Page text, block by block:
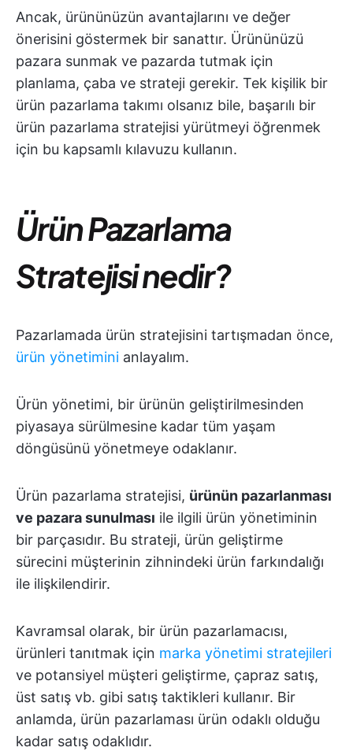
Ancak, ürününüzün avantajlarını ve değer
önerisini göstermek bir sanattır. Ürününüzü
pazara sunmak ve pazarda tutmak için
planlama, çaba ve strateji gerekir. Tek kişilik bir
ürün pazarlama takımı olsanız bile, başarılı bir
ürün pazarlama stratejisi yürütmeyi öğrenmek
için bu kapsamlı kılavuzu kullanın.
Ürün Pazarlama
Stratejisi nedir?
Pazarlamada ürün stratejisini tartışmadan önce,
ürün yönetimini anlayalım.
Ürün yönetimi, bir ürünün geliştirilmesinden
piyasaya sürülmesine kadar tüm yaşam
döngüsünü yönetmeye odaklanır.
Ürün pazarlama stratejisi, ürünün pazarlanması
ve pazara sunulması ile ilgili ürün yönetiminin
bir parçasıdır. Bu strateji, ürün geliştirme
sürecini müşterinin zihnindeki ürün farkındalığı
ile ilişkilendirir.
Kavramsal olarak, bir ürün pazarlamacısı,
ürünleri tanıtmak için marka yönetimi stratejileri
ve potansiyel müşteri geliştirme, çapraz satış,
üst satış vb. gibi satış taktikleri kullanır. Bir
anlamda, ürün pazarlaması ürün odaklı olduğu
kadar satış odaklıdır.